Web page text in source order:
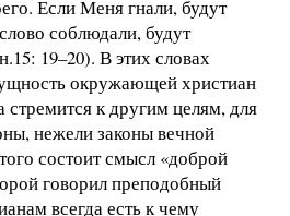
Если Меня гнали, будут
соблюдали, будут
19–20). В этих словах
окружающей христиан
стремится к другим целям, для
нежели законы вечной
состоит смысл «доброй
говорил преподобный
всегда есть к чему